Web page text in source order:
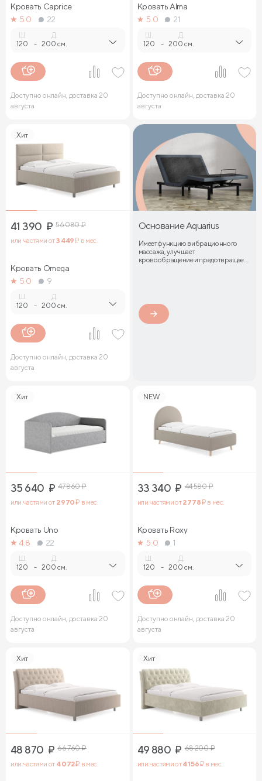
Кровать Caprice
5.0
22
Ш.
120 -
Д.
200 см.
Доступно онлайн, доставка 20
августа
Кровать Alma
5.0
21
Ш.
120 -
Д.
200 см.
Доступно онлайн, доставка 20
августа
Хит
41 390 ₽ 56 080₽
или частями от3 449₽ в мес.
Кровать Omega
5.0
9
120 -
Д.
200 см.
Доступно онлайн, доставка 20
августа
Основание Aquarius
Имеет функцию вибрационного
массажа, улучшает
кровообращение и предотвращает
Хит
35 640 ₽ 47 860₽
или частями от 2 970₽ в мес.
Кровать Uno
4.8
22
120 -
Д.
200 см.
Доступно онлайн, доставка 20
августа
NEW
33 340 ₽ 44 580₽
или частями от2 778₽ в мес.
Кровать Roxy
5.0
1
120 -
Д.
200 см.
Доступно онлайн, доставка 20
августа
Хит
48 870 ₽ 66 760₽
или частями от 4 072₽ в мес.
Хит
49 880 ₽ 68 200₽
или частями от4 156₽ в мес.